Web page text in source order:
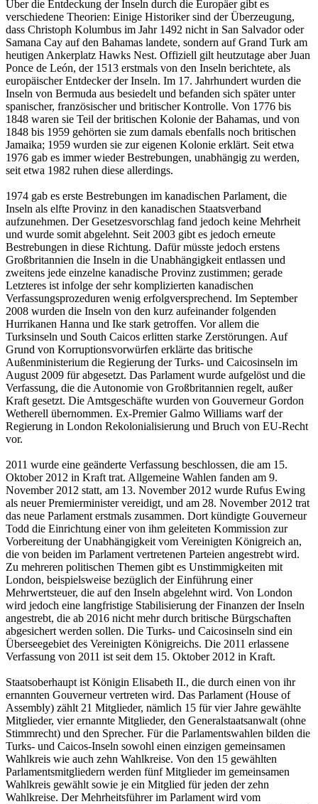
Über die Entdeckung der Inseln durch die Europäer gibt es
verschiedene Theorien: Einige Historiker sind der Überzeugung,
dass Christoph Kolumbus im Jahr 1492 nicht in San Salvador oder
Samana Cay auf den Bahamas landete, sondern auf Grand Turk am
heutigen Ankerplatz Hawks Nest. Offiziell gilt heutzutage aber Juan
Ponce de León, der 1513 erstmals von den Inseln berichtete, als
europäischer Entdecker der Inseln. Im 17. Jahrhundert wurden die
Inseln von Bermuda aus besiedelt und befanden sich später unter
spanischer, französischer und britischer Kontrolle. Von 1776 bis
1848 waren sie Teil der britischen Kolonie der Bahamas, und von
1848 bis 1959 gehörten sie zum damals ebenfalls noch britischen
Jamaika; 1959 wurden sie zur eigenen Kolonie erklärt. Seit etwa
1976 gab es immer wieder Bestrebungen, unabhängig zu werden,
seit etwa 1982 ruhen diese allerdings.
1974 gab es erste Bestrebungen im kanadischen Parlament, die
Inseln als elfte Provinz in den kanadischen Staatsverband
aufzunehmen. Der Gesetzesvorschlag fand jedoch keine Mehrheit
und wurde somit abgelehnt. Seit 2003 gibt es jedoch erneute
Bestrebungen in diese Richtung. Dafür müsste jedoch erstens
Großbritannien die Inseln in die Unabhängigkeit entlassen und
zweitens jede einzelne kanadische Provinz zustimmen; gerade
Letzteres ist infolge der sehr komplizierten kanadischen
Verfassungsprozeduren wenig erfolgversprechend. Im September
2008 wurden die Inseln von den kurz aufeinander folgenden
Hurrikanen Hanna und Ike stark getroffen. Vor allem die
Turksinseln und South Caicos erlitten starke Zerstörungen. Auf
Grund von Korruptionsvorwürfen erklärte das britische
Außenministerium die Regierung der Turks- und Caicosinseln im
August 2009 für abgesetzt. Das Parlament wurde aufgelöst und die
Verfassung, die die Autonomie von Großbritannien regelt, außer
Kraft gesetzt. Die Amtsgeschäfte wurden von Gouverneur Gordon
Wetherell übernommen. Ex-Premier Galmo Williams warf der
Regierung in London Rekolonialisierung und Bruch von EU-Recht
vor.
2011 wurde eine geänderte Verfassung beschlossen, die am 15.
Oktober 2012 in Kraft trat. Allgemeine Wahlen fanden am 9.
November 2012 statt, am 13. November 2012 wurde Rufus Ewing
als neuer Premierminister vereidigt, und am 28. November 2012 trat
das neue Parlament erstmals zusammen. Dort kündigte Gouverneur
Todd die Einrichtung einer von ihm geleiteten Kommission zur
Vorbereitung der Unabhängigkeit vom Vereinigten Königreich an,
die von beiden im Parlament vertretenen Parteien angestrebt wird.
Zu mehreren politischen Themen gibt es Unstimmigkeiten mit
London, beispielsweise bezüglich der Einführung einer
Mehrwertsteuer, die auf den Inseln abgelehnt wird. Von London
wird jedoch eine langfristige Stabilisierung der Finanzen der Inseln
angestrebt, die ab 2016 nicht mehr durch britische Bürgschaften
abgesichert werden sollen. Die Turks- und Caicosinseln sind ein
Überseegebiet des Vereinigten Königreichs. Die 2011 erlassene
Verfassung von 2011 ist seit dem 15. Oktober 2012 in Kraft.
Staatsoberhaupt ist Königin Elisabeth II., die durch einen von ihr
ernannten Gouverneur vertreten wird. Das Parlament (House of
Assembly) zählt 21 Mitglieder, nämlich 15 für vier Jahre gewählte
Mitglieder, vier ernannte Mitglieder, den Generalstaatsanwalt (ohne
Stimmrecht) und den Sprecher. Für die Parlamentswahlen bilden die
Turks- und Caicos-Inseln sowohl einen einzigen gemeinsamen
Wahlkreis wie auch zehn Wahlkreise. Von den 15 gewählten
Parlamentsmitgliedern werden fünf Mitglieder im gemeinsamen
Wahlkreis gewählt sowie je ein Mitglied für jeden der zehn
Wahlkreise. Der Mehrheitsführer im Parlament wird vom